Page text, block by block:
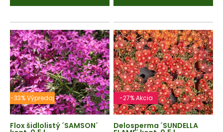
-33% Výpredaj
Flox šidlolistý ´SAMSON´
-27% Akcia
Delosperma ´SUNDELLA